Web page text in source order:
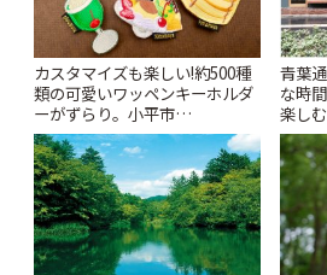
カスタマイズも楽しい!約500種
類の可愛いワッペンキーホルダ
ーがずらり。小平市
「Kimamaya T&K」 | ことりっ
ぷ
青葉
な時
楽し
とり